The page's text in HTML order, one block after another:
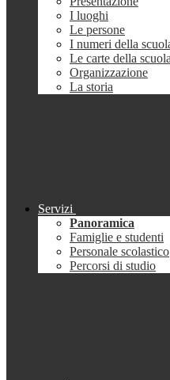
I luoghi
Le persone
I numeri della
Le carte della scuola
Organizzazione
La storia
Servizi
Panoramica
Famiglie e studenti
Personale scolastico
Percorsi di studio